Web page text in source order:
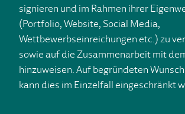
signieren und im Rahmen ihrer
(Portfolio, Website, Social Media,
Wettbewerbseinreichungen etc.) zu
sowie auf die Zusammenarbeit mit
hinzuweisen. Auf begründeten
kann dies im Einzelfall eingeschränkt